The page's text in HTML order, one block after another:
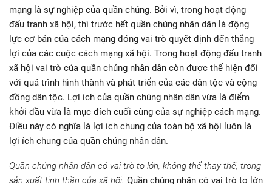
mạng là sự nghiệp của quần chúng. Bởi vì, trong hoạt động
đấu tranh xã hội, thì trước hết quần chúng nhân dân là động
lực cơ bản của cách mạng đóng vai trò quyết định đến thắng
lợi của các cuộc cách mạng xã hội. Trong hoạt động đấu tranh
xã hội vai trò của quần chúng nhân dân còn được thể hiện đối
với quá trình hình thành và phát triển của các dân tộc và cộng
đồng dân tộc. Lợi ích của quần chúng nhân dân vừa là điểm
khởi đầu vừa là mục đích cuối cùng của sự nghiệp cách mạng.
Điều này có nghĩa là lợi ích chung của toàn bộ xã hội luôn là
lợi ích chung của quần chúng nhân dân.
Quần chúng nhân dân có vai trò to lớn, không thể thay thế, trong
sản xuất tinh thần của xã hội. Quần chúng nhân có vai trò to lớn